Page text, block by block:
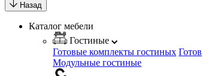
Назад
Каталог мебели
Гостиные
Готовые комплекты гостиных
Модульные гостиные